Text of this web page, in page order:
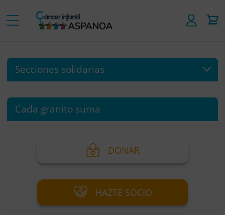
Secciones solidarias
Cada granito suma
DONAR
HAZTE SOCIO